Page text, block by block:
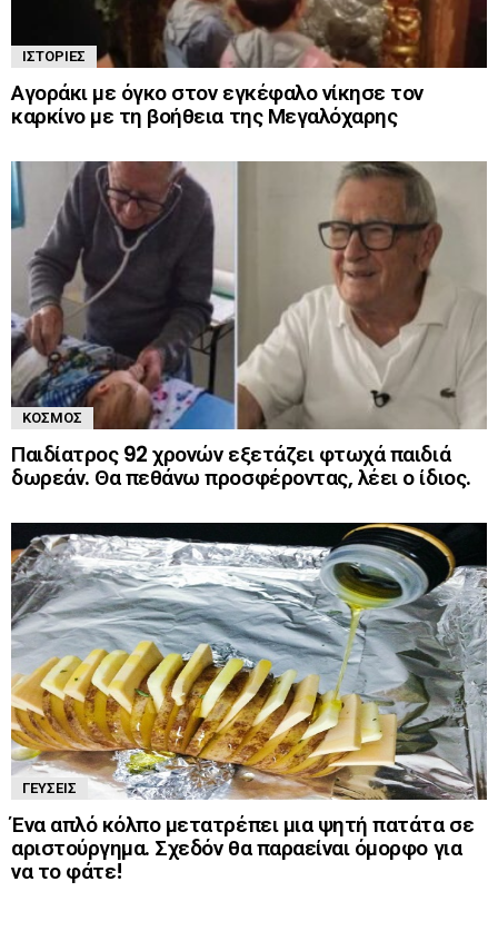
ΙΣΤΟΡΊΕΣ
Αγοράκι με όγκο στον εγκέφαλο νίκησε τον
καρκίνο με τη βοήθεια της Μεγαλόχαρης
ΚΌΣΜΟΣ
Παιδίατρος 92 χρονών εξετάζει φτωχά παιδιά
δωρεάν. Θα πεθάνω προσφέροντας, λέει ο ίδιος.
ΓΕΎΣΕΙΣ
Ένα απλό κόλπο μετατρέπει μια ψητή πατάτα σε
αριστούργημα. Σχεδόν θα παραείναι όμορφο για
να το φάτε!